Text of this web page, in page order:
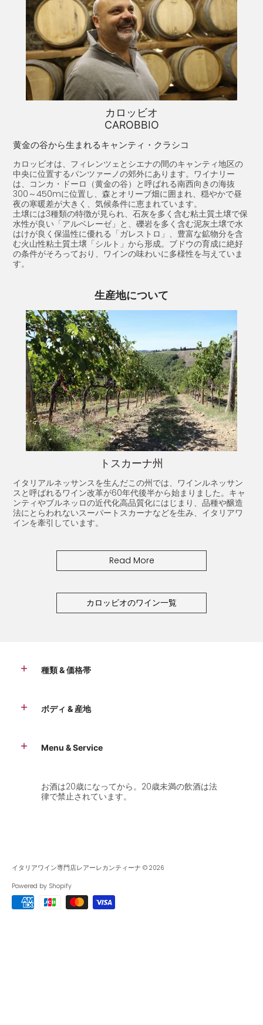
カロッビオ
CAROBBIO
黄金の谷から生まれるキャンティ・クラシコ
カロッビオは、フィレンツェとシエナの間のキャンティ地区の
中央に位置するパンツァーノの郊外にあります。ワイナリー
は、コンカ・ドーロ（黄金の谷）と呼ばれる南西向きの海抜
300～450mに位置し、森とオリーブ畑に囲まれ、穏やかで昼
夜の寒暖差が大きく、気候条件に恵まれています。
土壌には3種類の特徴が見られ、石灰を多く含む粘土質土壌で保
水性が良い「アルベレーゼ」と、礫岩を多く含む泥灰土壌で水
はけが良く保温性に優れる「ガレストロ」、豊富な鉱物分を含
む火山性粘土質土壌「シルト」から形成。ブドウの育成に絶好
の条件がそろっており、ワインの味わいに多様性を与えていま
す。
生産地について
トスカーナ州
イタリアルネッサンスを生んだこの州では、ワインルネッサン
スと呼ばれるワイン改革が60年代後半から始まりました。キャ
ンティやブルネッロの近代化高品質化にはじまり、品種や醸造
法にとらわれないスーパートスカーナなどを生み、イタリアワ
インを牽引しています。
Read More
カロッビオのワイン一覧
種類 & 価格帯
ボディ & 産地
Menu & Service
お酒は20歳になってから。20歳未満の飲酒は法
律で禁止されています。
イタリアワイン専門店レアーレカンティーナ © 2026
Powered by Shopify